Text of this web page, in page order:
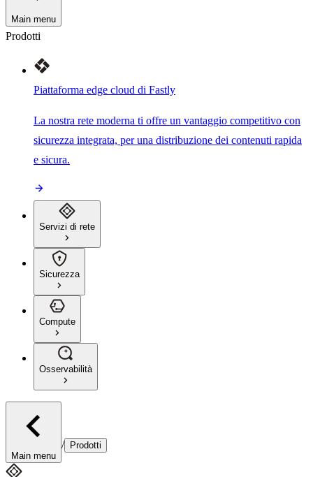
Main menu
Prodotti
Piattaforma edge cloud di Fastly
La nostra rete moderna ti offre un vantaggio competitivo con
sicurezza integrata, per una distribuzione dei contenuti rapida
e sicura.
Servizi di rete
Sicurezza
Compute
Osservabilità
Main menu
/ Prodotti